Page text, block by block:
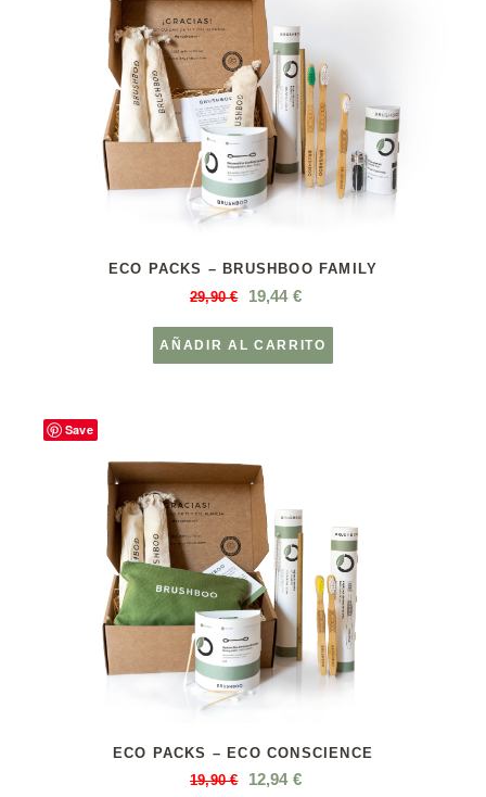
ECO PACKS – BRUSHBOO FAMILY
29,90€ 19,44 €
AÑADIR AL CARRITO
Save
ECO PACKS – ECO CONSCIENCE
19,90€ 12,94 €